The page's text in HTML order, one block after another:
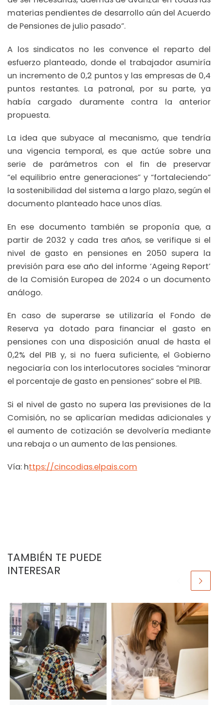
materias pendientes de desarrollo aún del Acuerdo
de Pensiones de julio pasado”.
A los sindicatos no les convence el reparto del
esfuerzo planteado, donde el trabajador asumiría
un incremento de 0,2 puntos y las empresas de 0,4
puntos restantes. La patronal, por su parte, ya
había cargado duramente contra la anterior
propuesta.
La idea que subyace al mecanismo, que tendría
una vigencia temporal, es que actúe sobre una
serie de parámetros con el fin de preservar
“el equilibrio entre generaciones” y “fortaleciendo”
la sostenibilidad del sistema a largo plazo, según el
documento planteado hace unos días.
En ese documento también se proponía que, a
partir de 2032 y cada tres años, se verifique si el
nivel de gasto en pensiones en 2050 supera la
previsión para ese año del informe ‘Ageing Report’
de la Comisión Europea de 2024 o un documento
análogo.
En caso de superarse se utilizaría el Fondo de
Reserva ya dotado para financiar el gasto en
pensiones con una disposición anual de hasta el
0,2% del PIB y, si no fuera suficiente, el Gobierno
negociaría con los interlocutores sociales “minorar
el porcentaje de gasto en pensiones” sobre el PIB.
Si el nivel de gasto no supera las previsiones de la
Comisión, no se aplicarían medidas adicionales y
el aumento de cotización se devolvería mediante
una rebaja o un aumento de las pensiones.
Vía: https://cincodias.elpais.com
TAMBIÉN TE PUEDE
INTERESAR